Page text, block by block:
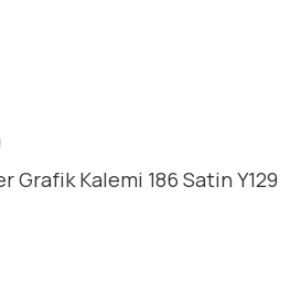
Grafik Kalemi 186 Satin Y129